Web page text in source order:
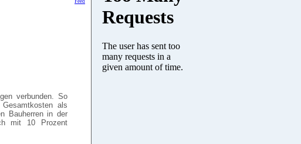
verbunden. So
als
Bauherren in der
mit 10 Prozent